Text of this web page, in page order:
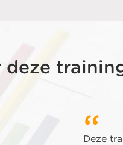
deze
Deze